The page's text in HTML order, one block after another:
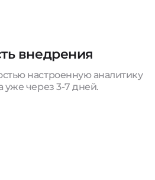
внедрения
настроенную аналитику
уже через 3-7 дней.